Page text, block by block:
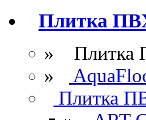
Плитка
» Плитка
»
Плитка